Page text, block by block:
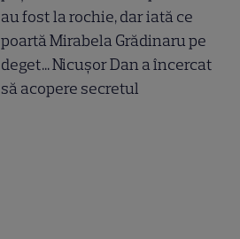
au fost la rochie, dar iată ce
poartă Mirabela Grădinaru pe
deget... Nicușor Dan a încercat
să acopere secretul